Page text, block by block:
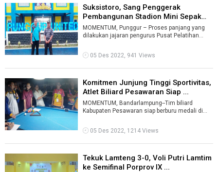
Suksistoro, Sang Penggerak
Pembangunan Stadion Mini Sepak
Bola Pu ...
MOMENTUM, Punggur – Proses panjang yang
dilakukan jajaran pengurus Pusat Pelatihan
05 Des 2022, 941 Views
Komitmen Junjung Tinggi Sportivitas,
Atlet Biliard Pesawaran Siap ...
MOMENTUM, Bandarlampung--Tim biliard
Kabupaten Pesawaran siap berburu medali di
...
05 Des 2022, 1214 Views
Tekuk Lamteng 3-0, Voli Putri Lamtim
ke Semifinal Porprov IX ...